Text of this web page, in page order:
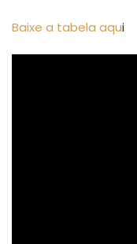
Baixe a tabela aqui